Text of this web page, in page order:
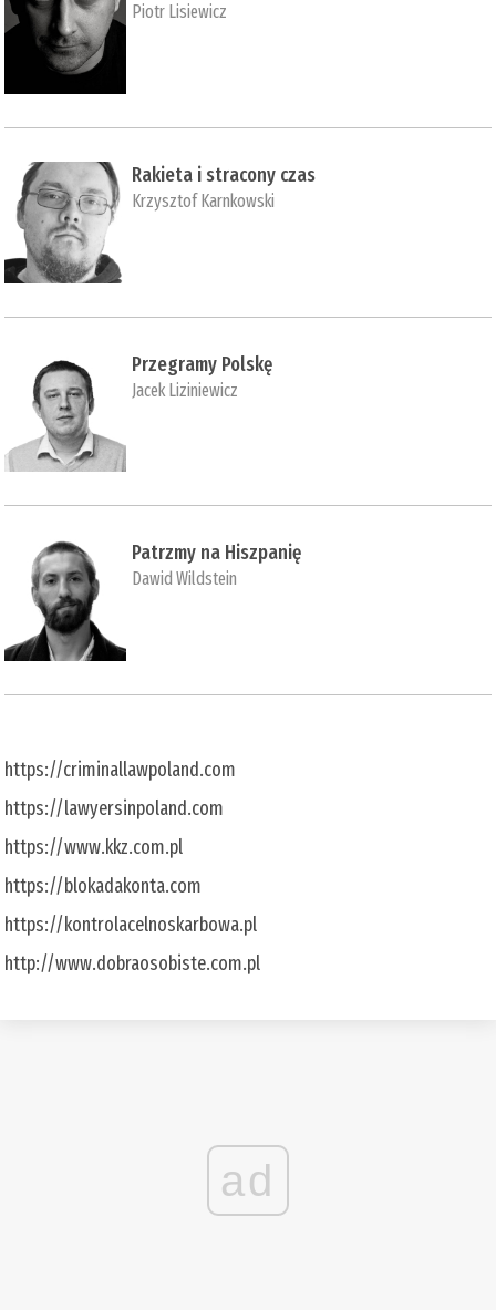
Piotr Lisiewicz
Rakieta i stracony czas
Krzysztof Karnkowski
Przegramy Polskę
Jacek Liziniewicz
Patrzmy na Hiszpanię
Dawid Wildstein
https://criminallawpoland.com
https://lawyersinpoland.com
https://www.kkz.com.pl
https://blokadakonta.com
https://kontrolacelnoskarbowa.pl
http://www.dobraosobiste.com.pl
ad